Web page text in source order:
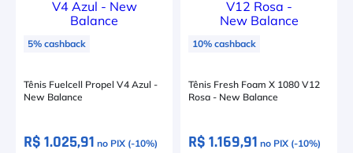
5% cashback
Tênis Fuelcell Propel V4 Azul -
New Balance
R$ 1.025,91 no PIX (-10%)
10% cashback
Tênis Fresh Foam X 1080 V12
Rosa - New Balance
R$ 1.169,91 no PIX (-10%)